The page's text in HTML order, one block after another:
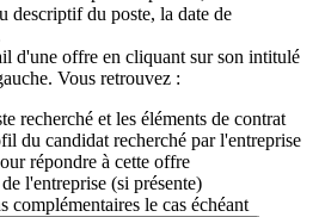
descriptif du poste, la date de
d'une offre en cliquant sur son intitulé
Vous retrouvez :
recherché et les éléments de contrat
du candidat recherché par l'entreprise
répondre à cette offre
l'entreprise (si présente)
complémentaires le cas échéant